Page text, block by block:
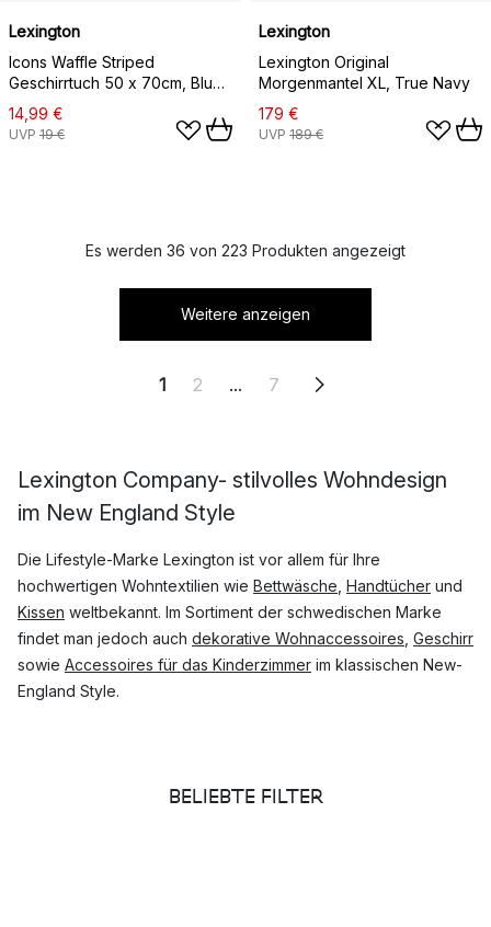
Lexington
Icons Waffle Striped
Geschirrtuch 50 x 70cm, Blue-
white
14,99 €
UVP 19 €
Lexington
Lexington Original
Morgenmantel XL, True Navy
179 €
UVP 189 €
Es werden 36 von 223 Produkten angezeigt
Weitere anzeigen
1 2 ... 7
Lexington Company- stilvolles Wohndesign
im New England Style
Die Lifestyle-Marke Lexington ist vor allem für Ihre
hochwertigen Wohntextilien wie Bettwäsche Handtücher und
Kissen weltbekannt. Im Sortiment der schwedischen Marke
findet man jedoch auch dekorative Wohnaccessoires Geschirr
sowie Accessoires für das Kinderzimmer im klassischen New-
England Style.
darauf ein nachhaltiges Produkt Sortiment zu entwickeln
BELIEBTE FILTER